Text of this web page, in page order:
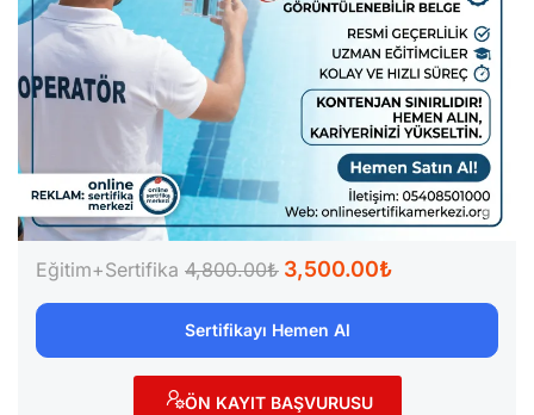
Eğitim+Sertifika 4,800.00₺ 3,500.00₺
Sertifikayı Hemen Al
ÖN KAYIT BAŞVURUSU